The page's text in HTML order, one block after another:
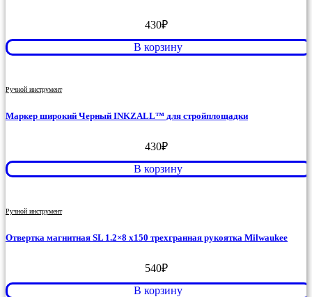
430₽
В корзину
Ручной инструмент
Маркер широкий Черный INKZALL™ для стройплощадки
430₽
В корзину
Ручной инструмент
Отвертка магнитная SL 1.2×8 x150 трехгранная рукоятка Milwaukee
540₽
В корзину